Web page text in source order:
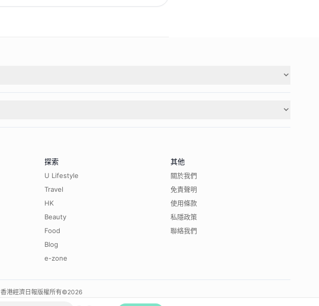
探索
U Lifestyle
Travel
HK
Beauty
Food
Blog
e-zone
其他
關於我們
免責聲明
使用條款
私隱政策
聯絡我們
香港經濟日報版權所有©2026